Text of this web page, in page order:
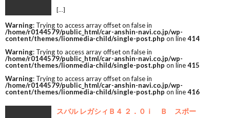
[…]
Warning: Trying to access array offset on false in
/home/r0144579/public_html/car-anshin-navi.co.jp/wp-
content/themes/lionmedia-child/single-post.php on line414
Warning: Trying to access array offset on false in
/home/r0144579/public_html/car-anshin-navi.co.jp/wp-
content/themes/lionmedia-child/single-post.php on line415
Warning: Trying to access array offset on false in
/home/r0144579/public_html/car-anshin-navi.co.jp/wp-
content/themes/lionmedia-child/single-post.php on line416
スバル レガシィＢ４ ２．０ｉ Ｂ スポー